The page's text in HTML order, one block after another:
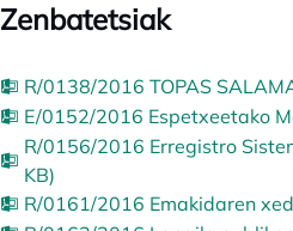
Zenbatetsiak
R/0138/2016 TOPAS
E/0152/2016 Espetxeetako
R/0156/2016 Erregistro
KB)
R/0161/2016 Emakidaren